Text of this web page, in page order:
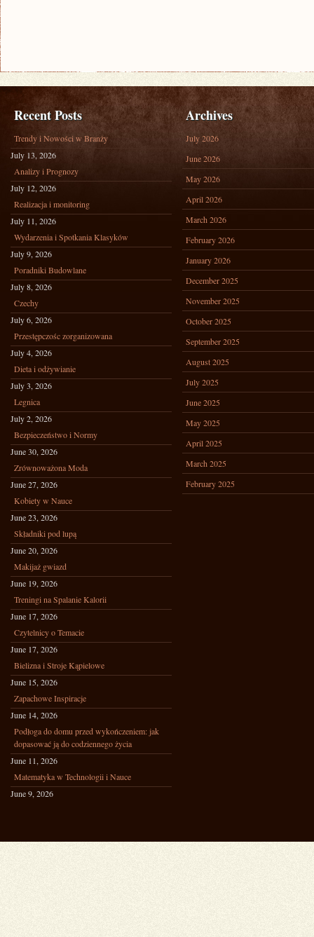
Recent Posts
Trendy i Nowości w Branży
July 13, 2026
Analizy i Prognozy
July 12, 2026
Realizacja i monitoring
July 11, 2026
Wydarzenia i Spotkania Klasyków
July 9, 2026
Poradniki Budowlane
July 8, 2026
Czechy
July 6, 2026
Przestępczośc zorganizowana
July 4, 2026
Dieta i odżywianie
July 3, 2026
Legnica
July 2, 2026
Bezpieczeństwo i Normy
June 30, 2026
Zrównoważona Moda
June 27, 2026
Kobiety w Nauce
June 23, 2026
Składniki pod lupą
June 20, 2026
Makijaż gwiazd
June 19, 2026
Treningi na Spalanie Kalorii
June 17, 2026
Czytelnicy o Temacie
June 17, 2026
Bielizna i Stroje Kąpielowe
June 15, 2026
Zapachowe Inspiracje
June 14, 2026
Podłoga do domu przed wykończeniem: jak
dopasować ją do codziennego życia
June 11, 2026
Matematyka w Technologii i Nauce
June 9, 2026
Archives
July 2026
June 2026
May 2026
April 2026
March 2026
February 2026
January 2026
December 2025
November 2025
October 2025
September 2025
August 2025
July 2025
June 2025
May 2025
April 2025
March 2025
February 2025